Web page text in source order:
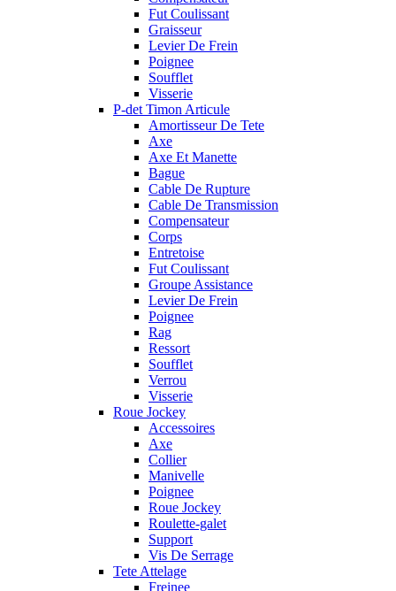
Fut Coulissant
Graisseur
Levier De Frein
Poignee
Soufflet
Visserie
P-det Timon Articule
Amortisseur De Tete
Axe
Axe Et Manette
Bague
Cable De Rupture
Cable De Transmission
Compensateur
Corps
Entretoise
Fut Coulissant
Groupe Assistance
Levier De Frein
Poignee
Rag
Ressort
Soufflet
Verrou
Visserie
Roue Jockey
Accessoires
Axe
Collier
Manivelle
Poignee
Roue Jockey
Roulette-galet
Support
Vis De Serrage
Tete Attelage
Freinee